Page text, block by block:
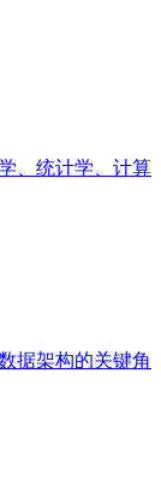
、统计学、计算
据架构的关键角